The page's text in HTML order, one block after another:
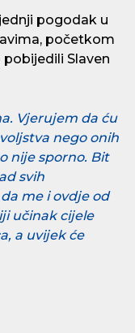
pogodak u
početkom
Slaven
Vjerujem da ću
nego onih
nije sporno. Bit
svih
me i ovdje od
učinak cijele
a uvijek će